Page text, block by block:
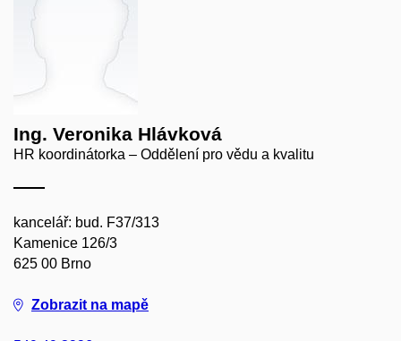
Ing. Veronika Hlávková
HR koordinátorka – Oddělení pro vědu a kvalitu
kancelář: bud. F37/313
Kamenice 126/3
625 00 Brno
Zobrazit na mapě